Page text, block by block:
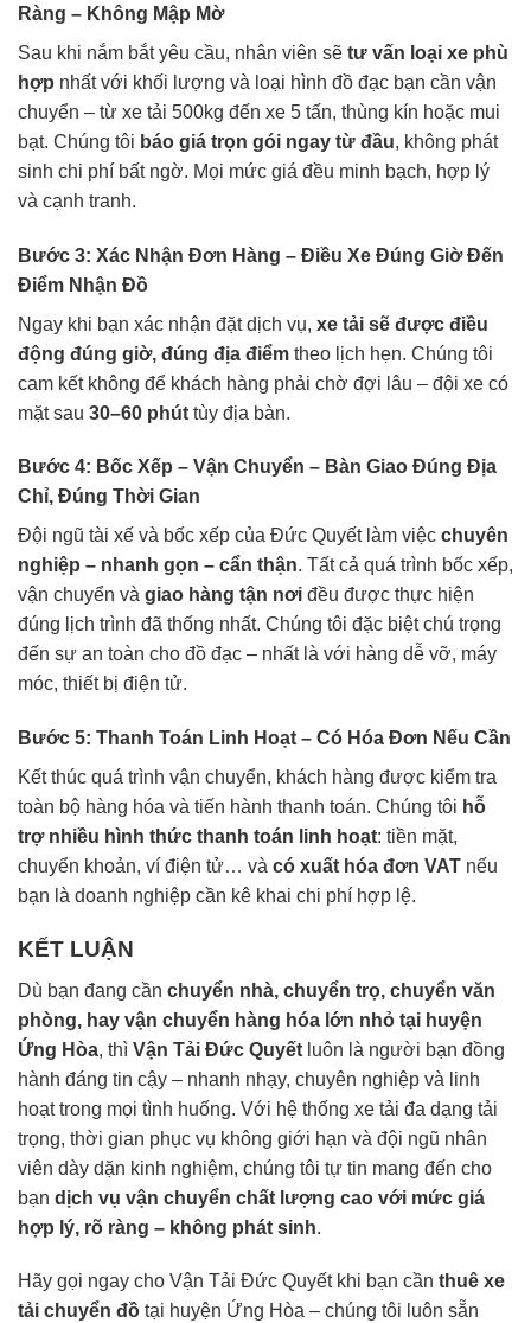
Ràng – Không Mập Mờ
Sau khi nắm bắt yêu cầu, nhân viên sẽ tư vấn loại xe phù
hợp nhất với khối lượng và loại hình đồ đạc bạn cần vận
chuyển – từ xe tải 500kg đến xe 5 tấn, thùng kín hoặc mui
bạt. Chúng tôi báo giá trọn gói ngay từ đầu, không phát
sinh chi phí bất ngờ. Mọi mức giá đều minh bạch, hợp lý
và cạnh tranh.
Bước 3: Xác Nhận Đơn Hàng – Điều Xe Đúng Giờ Đến
Điểm Nhận Đồ
Ngay khi bạn xác nhận đặt dịch vụ, xe tải sẽ được điều
động đúng giờ, đúng địa điểm theo lịch hẹn. Chúng tôi
cam kết không để khách hàng phải chờ đợi lâu – đội xe có
mặt sau 30–60 phút tùy địa bàn.
Bước 4: Bốc Xếp – Vận Chuyển – Bàn Giao Đúng Địa
Chỉ, Đúng Thời Gian
Đội ngũ tài xế và bốc xếp của Đức Quyết làm việc chuyên
nghiệp – nhanh gọn – cẩn thận. Tất cả quá trình bốc xếp,
vận chuyển và giao hàng tận nơi đều được thực hiện
đúng lịch trình đã thống nhất. Chúng tôi đặc biệt chú trọng
đến sự an toàn cho đồ đạc – nhất là với hàng dễ vỡ, máy
móc, thiết bị điện tử.
Bước 5: Thanh Toán Linh Hoạt – Có Hóa Đơn Nếu Cần
Kết thúc quá trình vận chuyển, khách hàng được kiểm tra
toàn bộ hàng hóa và tiến hành thanh toán. Chúng tôi hỗ
trợ nhiều hình thức thanh toán linh hoạt: tiền mặt,
chuyển khoản, ví điện tử… và có xuất hóa đơn VAT nếu
bạn là doanh nghiệp cần kê khai chi phí hợp lệ.
KẾT LUẬN
Dù bạn đang cần chuyển nhà, chuyển trọ, chuyển văn
phòng, hay vận chuyển hàng hóa lớn nhỏ tại huyện
Ứng Hòa, thì Vận Tải Đức Quyết luôn là người bạn đồng
hành đáng tin cậy – nhanh nhạy, chuyên nghiệp và linh
hoạt trong mọi tình huống. Với hệ thống xe tải đa dạng tải
trọng, thời gian phục vụ không giới hạn và đội ngũ nhân
viên dày dặn kinh nghiệm, chúng tôi tự tin mang đến cho
bạn dịch vụ vận chuyển chất lượng cao với mức giá
hợp lý, rõ ràng – không phát sinh.
Hãy gọi ngay cho Vận Tải Đức Quyết khi bạn cần thuê xe
tải chuyển đồ tại huyện Ứng Hòa – chúng tôi luôn sẵn